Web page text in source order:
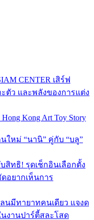
CENTER เสิร์ฟ
ตัว และพลังของการแต่ง
Kong Art Toy Story
ใหม่ “นานิ” คู่กับ “บลู”
สิทธิ! รุดเช็กอินเลือกตั้ง
อยากเห็นการ
นมีทายาทคนเดียว แจงด
งานปาร์ตี้สละโสด